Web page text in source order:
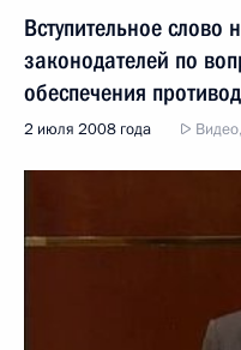
Вступительное слово
законодателей по
обеспечения
2 июля 2008 года